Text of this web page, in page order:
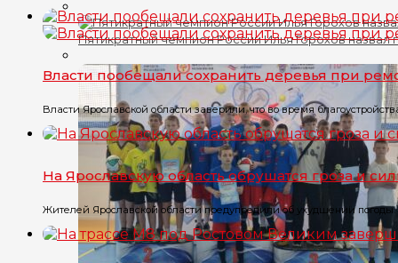
Пятикратный чемпион России Илья Горохов
Власти пообещали сохранить деревья при
Власти Ярославской области заверили, что во время
На Ярославскую область обрушатся гроза и
Жителей Ярославской области предупредили об ухудшении